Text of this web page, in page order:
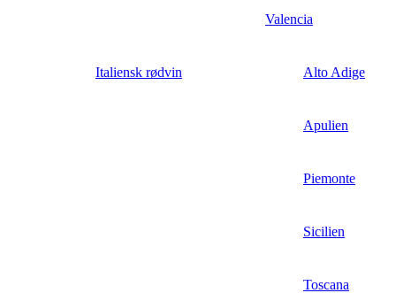
Valencia
Italiensk rødvin Alto Adige
Apulien
Piemonte
Sicilien
Toscana